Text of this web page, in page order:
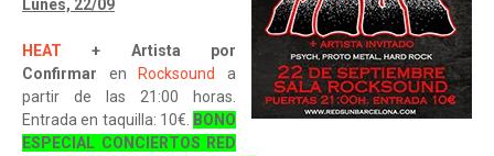
Lunes, 22/09
HEAT + Artista por
Confirmar en Rocksound
a
partir de las 21:00 horas.
Entrada en taquilla: 10€. BONO
ESPECIAL CONCIERTOS RED